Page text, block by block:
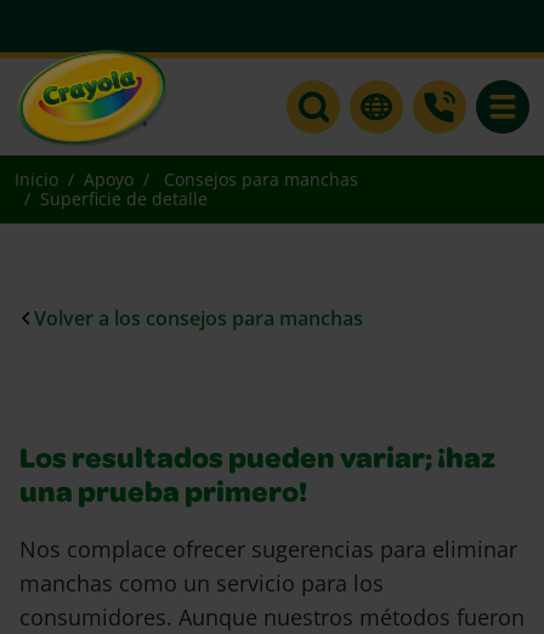
Inicio Apoyo
Consejos para manchas
Superficie de detalle
Volver a los consejos para manchas
Los resultados pueden variar; ¡haz
una prueba primero!
Nos complace ofrecer sugerencias para eliminar
manchas como un servicio para los
consumidores. Aunque nuestros métodos fueron